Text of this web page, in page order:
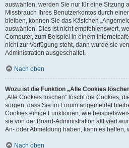
auswählen, werden Sie nur für eine Sitzung
Missbrauch Ihres Benutzerkontos durch
bleiben, können Sie das Kästchen
auswählen. Dies ist nicht empfehlenswert,
Computer, zum Beispiel in einem
nicht zur Verfügung steht, dann wurde sie
Administration ausgeschaltet.
Nach oben
Wozu ist die Funktion „Alle Cookies
„Alle Cookies löschen“ löscht die Cookies,
sorgen, dass Sie im Forum angemeldet
Cookies einige Funktionen, wie
sie von der Board-Administration aktiviert
An- oder Abmeldung haben, kann es helfen,
Nach oben